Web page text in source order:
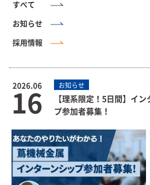
2026.06
16 お知らせ
【理系限定！5日間】イ
プ参加者募集！
すべて
お知らせ
採用情報